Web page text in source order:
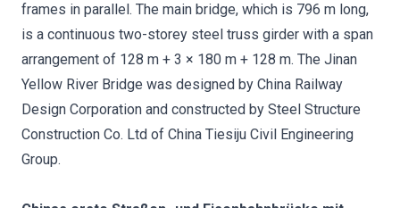
frames in parallel. The main bridge, which is 796 m long,
is a continuous two-storey steel truss girder with a span
arrangement of 128 m + 3 × 180 m + 128 m. The Jinan
Yellow River Bridge was designed by China Railway
Design Corporation and constructed by Steel Structure
Construction Co. Ltd of China Tiesiju Civil Engineering
Group.